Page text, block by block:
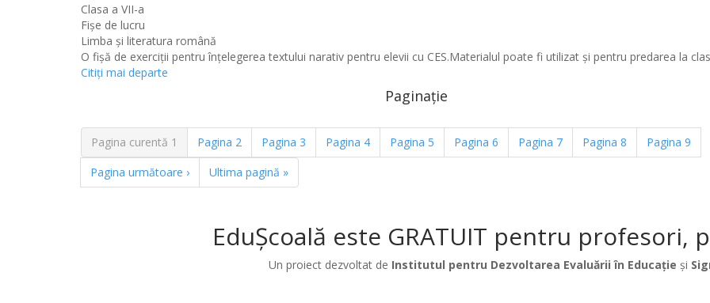
Clasa a VII-a
Fișe de lucru
Limba şi literatura română
O fişă de exerciţii pentru înţelegerea textului narativ pentru elevii cu CES.Materialul poate fi utilizat şi pentru predarea la
Citiţi mai departe
Paginație
Pagina curentă 1 Pagina 2 Pagina 3 Pagina 4 Pagina 5 Pagina 6 Pagina 7 Pagina 8 Pagina 9
Pagina următoare › Ultima pagină »
EduȘcoală este GRATUIT pentru profesori,
Un proiect dezvoltat de Institutul pentru Dezvoltarea Evaluării în Educație și